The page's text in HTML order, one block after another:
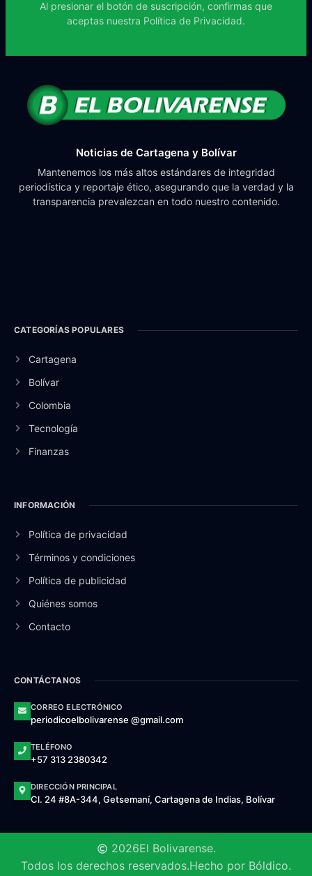
Al presionar el botón de suscripción, confirmas que
aceptas nuestra Política de Privacidad.
Noticias de Cartagena y Bolívar
Mantenemos los más altos estándares de integridad
periodística y reportaje ético, asegurando que la verdad y la
transparencia prevalezcan en todo nuestro contenido.
CATEGORÍAS POPULARES
Cartagena
Bolívar
Colombia
Tecnología
Finanzas
INFORMACIÓN
Política de privacidad
Términos y condiciones
Política de publicidad
Quiénes somos
Contacto
CONTÁCTANOS
CORREO ELECTRÓNICO
periodicoelbolivarense @gmail.com
TELÉFONO
+57 313 2380342
DIRECCIÓN PRINCIPAL
Cl. 24 #8A-344, Getsemaní, Cartagena de Indias, Bolívar
2026El Bolivarense.
Todos los derechos reservados.Hecho por Bóldico.